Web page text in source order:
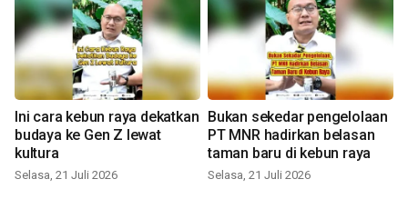
Ini cara kebun raya dekatkan
budaya ke Gen Z lewat
kultura
Selasa, 21 Juli 2026
Bukan sekedar pengelolaan
PT MNR hadirkan belasan
taman baru di kebun raya
Selasa, 21 Juli 2026